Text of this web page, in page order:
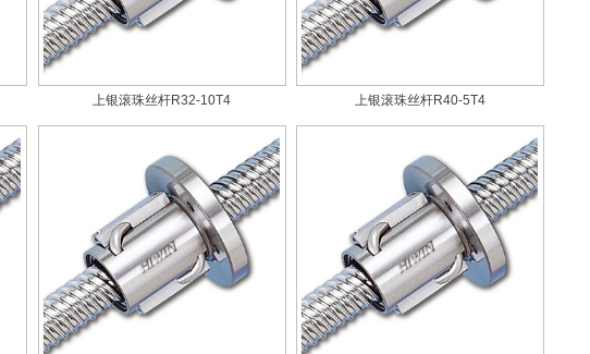
上银滚珠丝杆R32-10T4 上银滚珠丝杆R40-5T4